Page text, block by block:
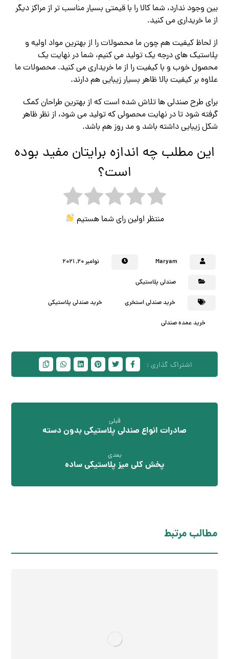
بین وجود ندارد، شما کالا را با قیمتی بسیار مناسب تر از مراکز دیگر
از ما خریداری می کنید.
از لحاظ کیفیت هم چون ما محصولات را از بهترین مواد اولیه و
پلاستیک های درجه یک تولید می کنیم، شما در نهایت یک
محصول خوب و با کیفیت را از ما خریداری می کنید. محصولات ما
علاوه بر کیفیت بالا ظاهر بسیار زیبایی هم دارند.
برای طرح صندلی ها تلاش شده است که از بهترین طراحان کمک
گرفته شود تا در نهایت محصولی که تولید می شود، از نظر ظاهر
شکل زیبایی داشته باشد و مد روز هم باشد.
این مطلب چه اندازه برایتان مفید بوده
است؟
منتظر اولین رای شما هستیم
Maryam نوامبر ۲۰, ۲۰۲۱
صندلی پلاستیکی
خرید صندلی استخری خرید صندلی پلاستیکی
خرید عمده صندلی
قبلی
صادرات انواع صندلی پلاستیکی بدون دسته
بعدی
پخش کلی میز پلاستیکی ساده
مطالب مرتبط